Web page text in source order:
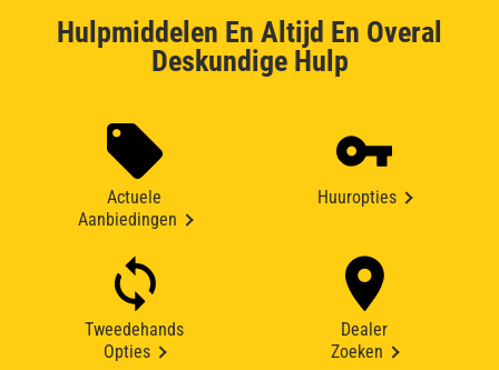
Hulpmiddelen En Altijd En Overal
Deskundige Hulp
Actuele
Aanbiedingen
Huuropties
Tweedehands
Opties
Dealer
Zoeken